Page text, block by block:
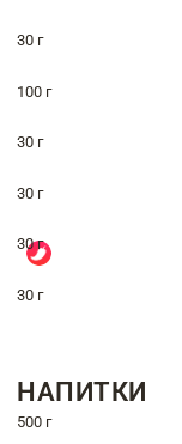
30 г
100 г
30 г
30 г
30 г
30 г
НАПИТКИ
500 г